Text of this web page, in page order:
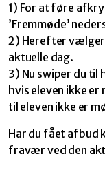
1) For at føre
’Fremmøde’
2) Herefter vælger
aktuelle dag.
3) Nu swiper du til
hvis eleven ikke
til eleven ikke er
Har du fået afbud
fravær ved den